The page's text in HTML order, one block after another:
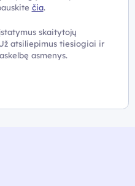
čia.
skaitytojų
atsiliepimus tiesiogiai ir
asmenys.